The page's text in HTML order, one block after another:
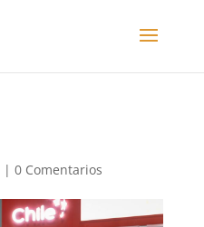
| 0 Comentarios